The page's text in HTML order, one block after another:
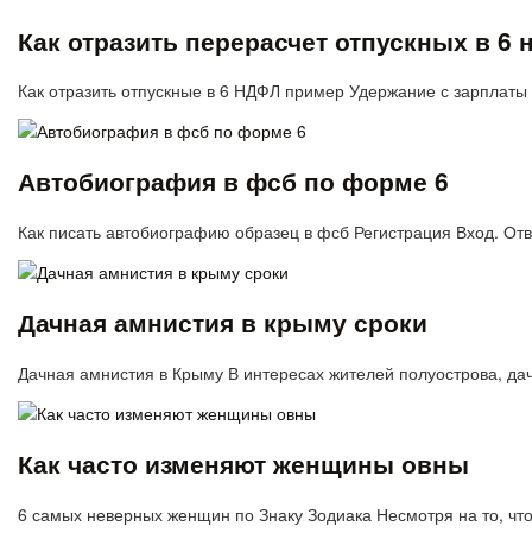
Как отразить перерасчет отпускных в
Как отразить отпускные в 6 НДФЛ пример Удержание с
Автобиография в фсб по форме 6
Как писать автобиографию образец в фсб Регистрация Вход.
Дачная амнистия в крыму сроки
Дачная амнистия в Крыму В интересах жителей полуострова,
Как часто изменяют женщины овны
6 самых неверных женщин по Знаку Зодиака Несмотря на то,